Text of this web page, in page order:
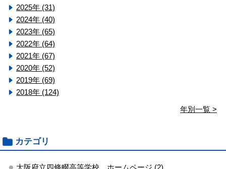
2025年 (31)
2024年 (40)
2023年 (65)
2022年 (64)
2021年 (67)
2020年 (52)
2019年 (69)
2018年 (124)
年別一覧 >
カテゴリ
大阪府立四條畷高等学校 ホームページ (2)